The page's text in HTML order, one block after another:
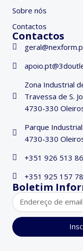
Sobre nós
Contactos
Contactos
Zona Industrial
Travessa de S.
4730-330
Parque
4730-330
+351 926 513
+351 925 157
Boletim